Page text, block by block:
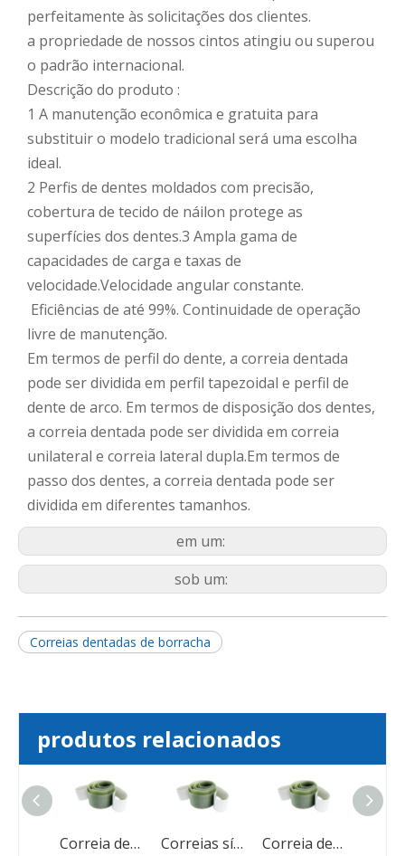
perfeitamente às solicitações dos clientes.
a propriedade de nossos cintos atingiu ou superou
o padrão internacional.
Descrição do produto :
1 A manutenção econômica e gratuita para
substituir o modelo tradicional será uma escolha
ideal.
2 Perfis de dentes moldados com precisão,
cobertura de tecido de náilon protege as
superfícies dos dentes.3 Ampla gama de
capacidades de carga e taxas de
velocidade.Velocidade angular constante.
Eficiências de até 99%. Continuidade de operação
livre de manutenção.
Em termos de perfil do dente, a correia dentada
pode ser dividida em perfil tapezoidal e perfil de
dente de arco. Em termos de disposição dos dentes,
a correia dentada pode ser dividida em correia
unilateral e correia lateral dupla.Em termos de
passo dos dentes, a correia dentada pode ser
dividida em diferentes tamanhos.
em um:
sob um:
Correias dentadas de borracha
produtos relacionados
Correia dentada de borracha PU Correias síncronas Correia dentada de borracha PU Correia dentada industrial de dente trapezoidal PU de borracha de alta qualidade MXL XXL XL L